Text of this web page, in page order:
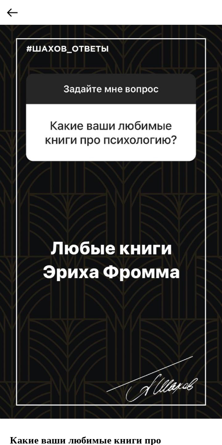
Какие ваши любимые книги про